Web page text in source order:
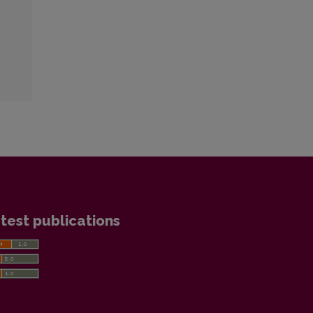
publications